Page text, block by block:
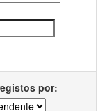
por: